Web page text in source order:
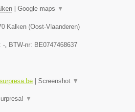
| Google maps ▼
Kalken (Oost-Vlaanderen)
- , BTW-nr: BE0747468637
| Screenshot ▼
▼